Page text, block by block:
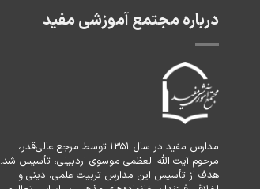
درباره مجتمع آموزشی مفید
مدارس مفید در سال ۱۳۵۱ توسط مرجع عالی‌قدر،
مرحوم آیت الله العظمی موسوی اردبیلی، تأسیس شد.
هدف از تأسیس این مدارس تربیت علمی، دینی و